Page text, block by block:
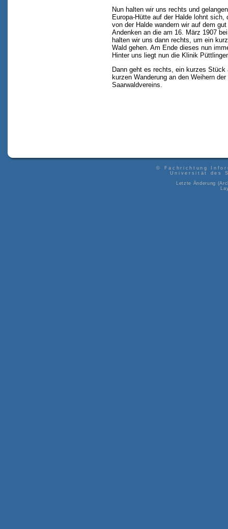
Nun halten wir uns rechts und
Europa-Hütte auf der Halde lohnt
von der Halde wandern wir auf dem
Andenken an die am 16. März 1907
halten wir uns dann rechts, um ein
Wald gehen. Am Ende dieses nun
Hinter uns liegt nun die Klinik
Dann geht es rechts, ein kurzes
kurzen Wanderung an den Weihern
Saarwaldvereins.
©
Fachrichtung
Universität des
Letzte Änderung